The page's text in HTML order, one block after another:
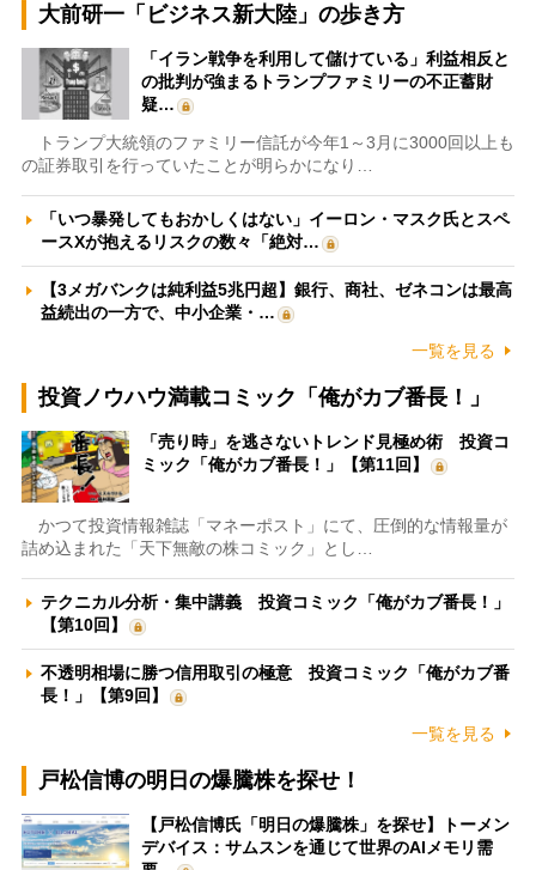
大前研一「ビジネス新大陸」の歩き方
「イラン戦争を利用して儲けている」利益相反と
の批判が強まるトランプファミリーの不正蓄財
疑…
トランプ大統領のファミリー信託が今年1～3月に3000回以上も
の証券取引を行っていたことが明らかになり…
「いつ暴発してもおかしくはない」イーロン・マスク氏とスペ
ースXが抱えるリスクの数々「絶対…
【3メガバンクは純利益5兆円超】銀行、商社、ゼネコンは最高
益続出の一方で、中小企業・…
一覧を見る
投資ノウハウ満載コミック「俺がカブ番長！」
「売り時」を逃さないトレンド見極め術 投資コ
ミック「俺がカブ番長！」【第11回】
かつて投資情報雑誌「マネーポスト」にて、圧倒的な情報量が
詰め込まれた「天下無敵の株コミック」とし…
テクニカル分析・集中講義 投資コミック「俺がカブ番長！」
【第10回】
不透明相場に勝つ信用取引の極意 投資コミック「俺がカブ番
長！」【第9回】
一覧を見る
戸松信博の明日の爆騰株を探せ！
【戸松信博氏「明日の爆騰株」を探せ】トーメン
デバイス：サムスンを通じて世界のAIメモリ需